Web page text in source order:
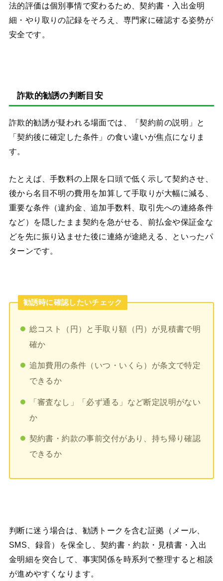
法的評価は個別事情で変わるため、契約書・入出金明
細・やり取りの記録をそろえ、専門家に確認する姿勢が
安全です。
詐欺的勧誘の判断目安
詐欺的勧誘が疑われる場面では、「契約前の説明」と
「契約後に確定した条件」の食い違いが焦点になりま
す。
たとえば、手数料の上限を口頭で低く示して契約させ、
後から名目不明の費用を加算して手取りが大幅に減る、
重要な条件（違約金、追加手数料、取引先への連絡条件
など）を隠したまま契約を急がせる、前払金や保証金な
どを先に振り込ませた後に連絡が途絶える、といったパ
ターンです。
勧誘時に確認したいチェック
総コスト（円）と手取り額（円）が見積書で明
確か
追加費用の条件（いつ・いくら）が条文で特定
できるか
「審査なし」「必ず通る」など断定説明がない
か
契約書・約款の事前交付があり、持ち帰り確認
できるか
判断に迷う場合は、勧誘トークを含む証拠（メール、
SMS、録音）を保全し、契約書・約款・見積書・入出
金明細を突合して、事実関係を時系列で整理すると相談
が進めやすくなります。